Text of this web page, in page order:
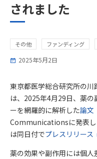
されました
その他 ファンディング
2025年5月2日
東京都医学総合研究所の
は、2025年4月29日、薬
ーを網羅的に解析した論文
Communicationsに発表し
は同日付でプレスリリース
薬の効果や副作用には個